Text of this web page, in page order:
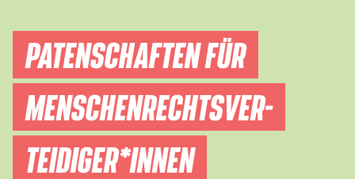
PATENSCHAFTEN FÜR
MENSCHEN­RECHTS­VER­
TEIDIGER­*INNEN